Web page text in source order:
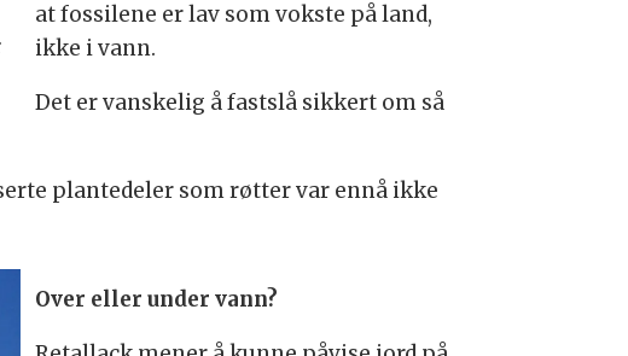
at fossilene er lav som vokste på land,
ikke i vann.
Det er vanskelig å fastslå sikkert om så
plantedeler som røtter var ennå ikke
Over eller under vann?